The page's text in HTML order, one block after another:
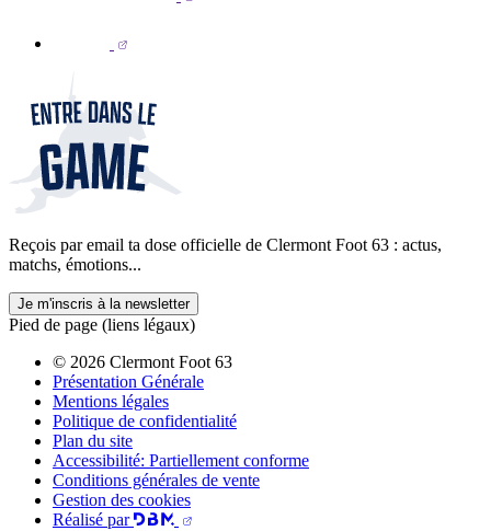
Reçois par email ta dose officielle de Clermont Foot 63 : actus,
matchs, émotions...
Je m'inscris à la newsletter
Pied de page (liens légaux)
© 2026 Clermont Foot 63
Présentation Générale
Mentions légales
Politique de confidentialité
Plan du site
Accessibilité: Partiellement conforme
Conditions générales de vente
Gestion des cookies
Réalisé par